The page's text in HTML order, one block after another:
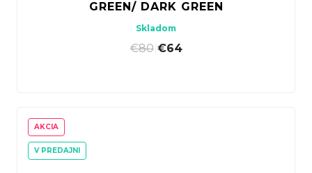
GREEN/ DARK GREEN
Skladom
€80| €64
AKCIA
V PREDAJNI